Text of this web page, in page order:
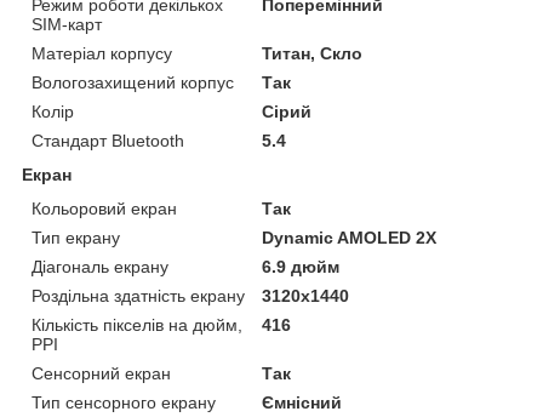
Режим роботи декількох
SIM-карт
Поперемінний
Матеріал корпусу
Титан, Скло
Вологозахищений корпус
Так
Колір
Сірий
Стандарт Bluetooth
5.4
Екран
Кольоровий екран
Так
Тип екрану
Dynamic AMOLED 2X
Діагональ екрану
6.9 дюйм
Роздільна здатність екрану
3120x1440
Кількість пікселів на дюйм,
PPI
416
Сенсорний екран
Так
Тип сенсорного екрану
Ємнісний